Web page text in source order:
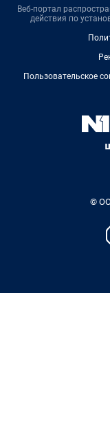
Веб-портал
действия по
Пользовательское
©